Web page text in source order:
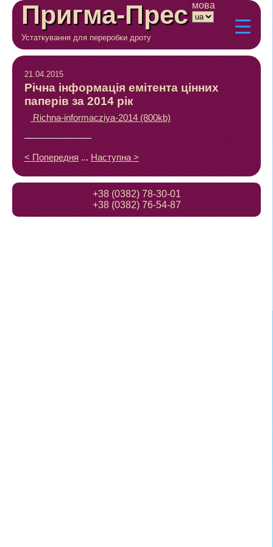
Пригма-Прес
Устаткування для переробки дроту
мова
21.04.2015
Річна інформація емітента цінних
паперів за 2014 рік
Richna-informacziya-2014 (800kb)
< Попередня ... Наступна >
+38 (0382) 78-30-01
+38 (0382) 76-54-87